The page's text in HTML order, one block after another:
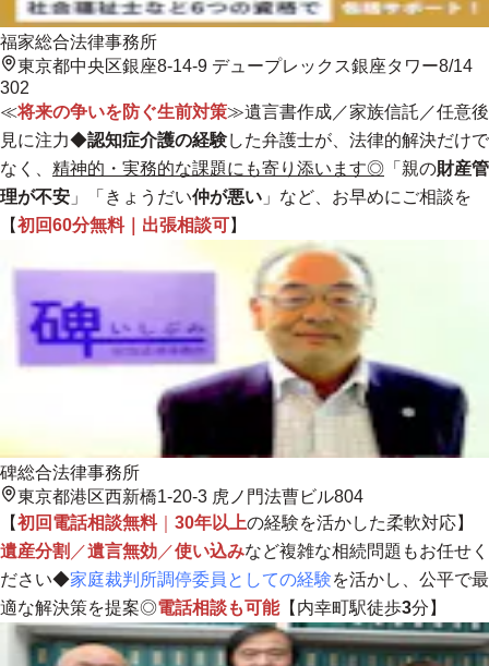
福家総合法律事務所
東京都中央区銀座8-14-9 デュープレックス銀座タワー8/14
302
≪将来の争いを防ぐ生前対策≫遺言書作成／家族信託／任意後
見に注力◆認知症介護の経験した弁護士が、法律的解決だけで
なく、 精神的・実務的な課題にも寄り添います◎ 「親の財産管
理が不安 」「きょうだい仲が悪い 」など、お早めにご相談を
【初回60分無料｜出張相談可】
碑総合法律事務所
東京都港区西新橋1-20-3 虎ノ門法曹ビル804
【初回電話相談無料｜ 30年以上の経験を活かした柔軟対応】
遺産分割 ／遺言無効 ／使い込みなど複雑な相続問題もお任せく
ださい◆家庭裁判所調停委員としての経験を活かし、 公平で最
適な解決策を提案◎電話相談も可能【内幸町駅徒歩3分】